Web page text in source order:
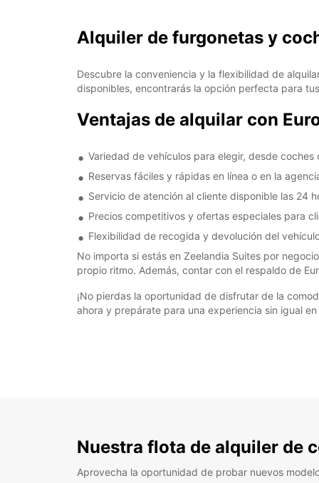
Alquiler de furgonetas y
Descubre la conveniencia y la flexibilidad de
disponibles, encontrarás la opción perfecta para
Ventajas de alquilar con
Variedad de vehículos para elegir, desde
Reservas fáciles y rápidas en línea o en la
Servicio de atención al cliente disponible las 24
Precios competitivos y ofertas especiales para
Flexibilidad de recogida y devolución del
No importa si estás en Zeelandia Suites por
propio ritmo. Además, contar con el respaldo de
¡No pierdas la oportunidad de disfrutar de la
ahora y prepárate para una experiencia sin igual
Nuestra flota de alquiler de
Aprovecha la oportunidad de probar nuevos